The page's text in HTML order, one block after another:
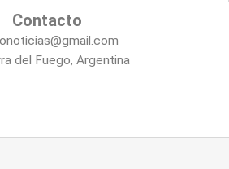
Contacto
del Fuego, Argentina